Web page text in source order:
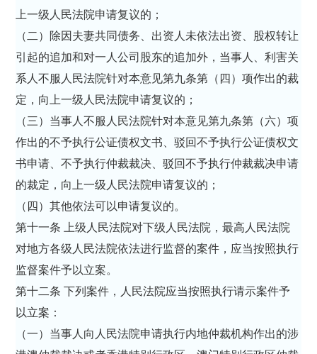
上一级人民法院申请复议的；
（二）除因夫妻共同债务、出资人未依法出资、股权转让
引起的追加和对一人公司股东的追加外，当事人、利害关
系人不服人民法院针对本意见第九条第（四）项作出的裁
定，向上一级人民法院申请复议的；
（三）当事人不服人民法院针对本意见第九条第（六）项
作出的不予执行公证债权文书、驳回不予执行公证债权文
书申请、不予执行仲裁裁决、驳回不予执行仲裁裁决申请
的裁定，向上一级人民法院申请复议的；
（四）其他依法可以申请复议的。
第十一条 上级人民法院对下级人民法院，最高人民法院
对地方各级人民法院依法进行监督的案件，应当按照执行
监督案件予以立案。
第十二条 下列案件，人民法院应当按照执行请示案件予
以立案：
（一）当事人向人民法院申请执行内地仲裁机构作出的涉